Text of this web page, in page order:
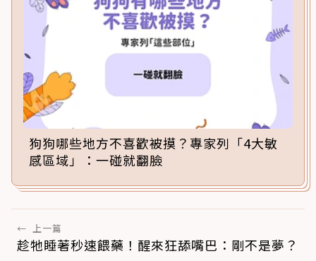
狗狗哪些地方不喜歡被摸？專家列「4大敏
感區域」：一碰就翻臉
← 上一篇
趁牠睡著秒速餵藥！醒來狂舔嘴巴：剛不是夢？